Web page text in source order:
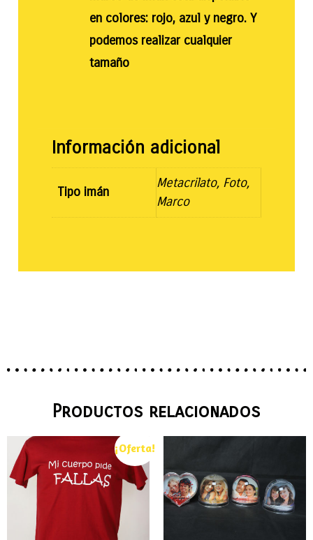
en colores: rojo, azul y negro. Y
podemos realizar cualquier
tamaño
Información adicional
Tipo imán
Metacrilato, Foto,
Marco
Productos relacionados
¡Oferta!